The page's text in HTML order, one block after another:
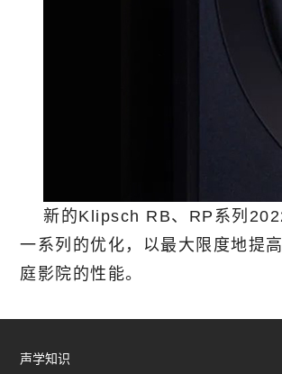
新的Klipsch RB、RP系列
一系列的优化，以最大限度地提
庭影院的性能。
声学知识